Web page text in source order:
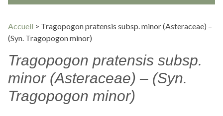
Accueil > Tragopogon pratensis subsp. minor (Asteraceae) –
(Syn. Tragopogon minor)
Tragopogon pratensis subsp.
minor (Asteraceae) – (Syn.
Tragopogon minor)